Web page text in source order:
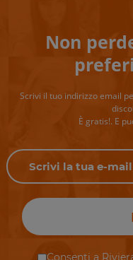
Non
Scrivi il tuo indirizzo email
È gratis!. E
Consenti a